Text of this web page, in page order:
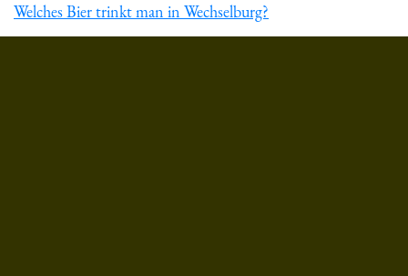
Welches Bier trinkt man in Wechselburg?